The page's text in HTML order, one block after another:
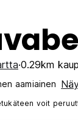
0.29km
aamiainen‎
voit